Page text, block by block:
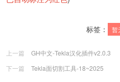
标签： 暂
上一篇
GH中文-Tekla汉化插件v2.0.3
下一篇
Tekla面切割工具-18~2025